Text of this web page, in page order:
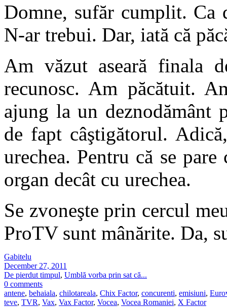
Domne, sufăr cumplit.
N-ar trebui. Dar, iată că
Am văzut aseară finala
recunosc. Am păcătuit.
ajung la un deznodământ
de fapt câştigătorul.
urechea. Pentru că se
organ decât cu urechea.
Se zvoneşte prin cercul
ProTV sunt mânărite. Da,
Gabitelu
December 27, 2011
De pierdut timpul, Umblă vorba prin sat că...
0 comments
antene, behaiala, chilotareala, Chix Factor, concurenti, emisiuni,
teve, TVR, Vax, Vax Factor, Vocea, Vocea Romaniei, X Factor